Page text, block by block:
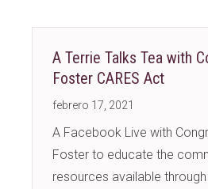
A Terrie Talks Tea with
Foster CARES Act
febrero 17, 2021
A Facebook Live with
Foster to educate the
resources available through